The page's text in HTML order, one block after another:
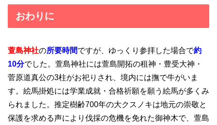
おわりに
萱島神社の所要時間ですが、ゆっくり参拝した場合で約
10分でした。萱島神社には萱島開拓の租神・豊受大神・
菅原道真公の3柱がお祀りされ、境内には撫で牛がいま
す。絵馬掛処には学業成就・合格祈願を願う絵馬が多くみ
られました。推定樹齢700年の大クスノキは地元の崇敬と
保護を求める声により伐採の危機を免れた御神木で、萱島